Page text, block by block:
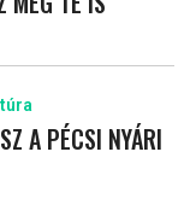
A PÉCSI NYÁRI